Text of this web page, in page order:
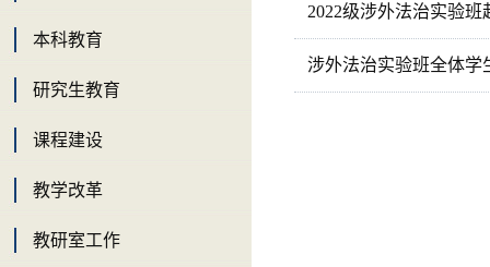
本科教育
研究生教育
课程建设
教学改革
教研室工作
2022级涉外法治实验
涉外法治实验班全体学